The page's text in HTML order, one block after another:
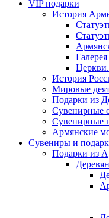
VIP подарки
История
История
Мировые
Подарки из
Сувенирные
Сувенирные
Армянские
Сувениры и
Подарки из